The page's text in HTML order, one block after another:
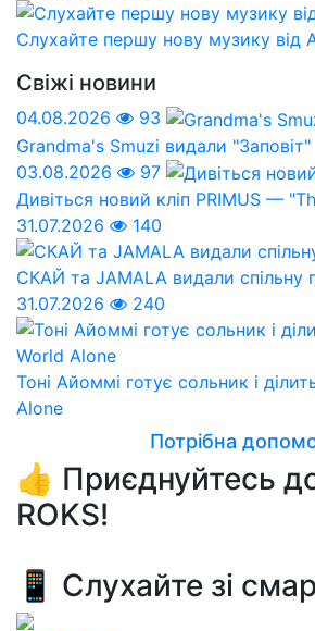
Слухайте першу нову музику від
Свіжі новини
04.08.2026
93
Grandma's Smuzi видали "Заповіт"
03.08.2026
97
Дивіться новий кліп PRIMUS —
31.07.2026
140
СКАЙ та JAMALA видали спільну
31.07.2026
240
Тоні Айоммі готує сольник і
Alone
Потрібна
👍 Приєднуйтесь
ROKS!
📱 Слухайте зі